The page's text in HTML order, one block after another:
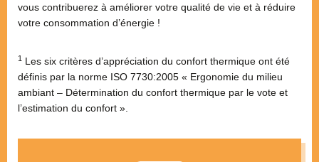
vous contribuerez à améliorer votre qualité de vie et à réduire
votre consommation d’énergie !
1 Les six critères d’appréciation du confort thermique ont été
définis par la norme ISO 7730:2005 « Ergonomie du milieu
ambiant – Détermination du confort thermique par le vote et
l’estimation du confort ».